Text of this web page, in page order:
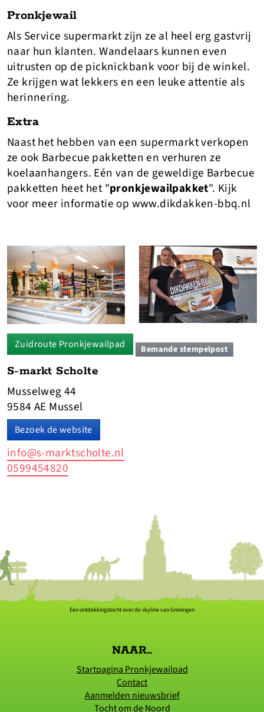
Pronkjewail
Als Service supermarkt zijn ze al heel erg gastvrij
naar hun klanten. Wandelaars kunnen even
uitrusten op de picknickbank voor bij de winkel.
Ze krijgen wat lekkers en een leuke attentie als
herinnering.
Extra
Naast het hebben van een supermarkt verkopen
ze ook Barbecue pakketten en verhuren ze
koelaanhangers. Eén van de geweldige Barbecue
pakketten heet het "pronkjewailpakket". Kijk
voor meer informatie op www.dikdakken-bbq.nl
Zuidroute Pronkjewailpad Bemande stempelpost
S-markt Scholte
Musselweg 44
9584 AE Mussel
Bezoek de website
info@s-marktscholte.nl
0599454820
Een ontdekkingstocht over de skyline van Groningen
NAAR...
Startpagina Pronkjewailpad
Contact
Aanmelden nieuwsbrief
Tocht om de Noord